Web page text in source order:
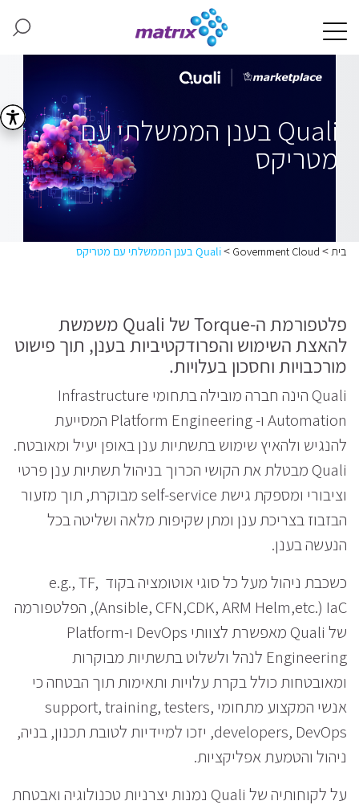
Quali בענן הממשלתי עם
מטריקס
בית>
Government Cloud
>Quali בענן הממשלתי עם מטריקס
פלטפורמת ה-Torque של Quali משמשת
להאצת השימוש והפרודקטיביות בענן, תוך פישוט
מורכבויות וחסכון בעלויות.
Quali הינה חברה מובילה בתחומי Infrastructure
Automation ו- Platform Engineering המסייעת
להנגיש ולהאיץ שימוש בתשתיות ענן באופן יעיל ומאובטח.
Quali מבטלת את הקושי הכרוך בניהול תשתיות ענן פרטי
וציבורי ומספקת גישת self-service מבוקרת, תוך מזעור
הבזבוז בצריכת ענן ומתן שקיפות מלאה ושליטה בכל
הנעשה בענן.
כשכבת ניהול מעל כל סוגי אוטומציה בקוד e.g., TF,
Ansible, CFN,CDK, ARM Helm,etc.) IaC), הפלטפורמה
של Quali מאפשרת לצוותי DevOps ו-Platform
Engineering לנהל ולשלוט בתשתיות מבוקרות
ומאובטחות כולל בקרת עלויות ותאימות תוך הבטחה כי
אנשי המקצוע מתחומי support, training, testers,
developers, DevOps, יזכו למיידיות לטובת תכנון, בניה,
ניהול והטמעת אפליקציות.
על לקוחותיה של Quali נמנות יצרניות טכנולוגיה ואבטחת